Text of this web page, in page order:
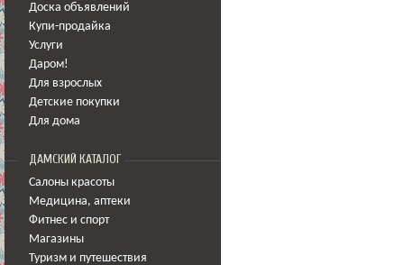
Доска объявлений
Купи-продайка
Услуги
Даром!
Для взрослых
Детские покупки
Для дома
ДАМСКИЙ КАТАЛОГ
Салоны красоты
Медицина, аптеки
Фитнес и спорт
Магазины
Туризм и путешествия